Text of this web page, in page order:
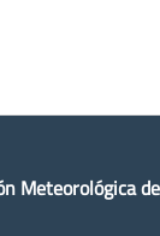
Meteorológica